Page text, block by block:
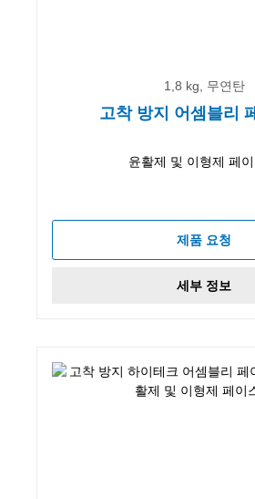
1,8 kg, 무연탄
고착 방지 어셈블리
윤활제 및 이형제 페
제품 요청
세부 정보